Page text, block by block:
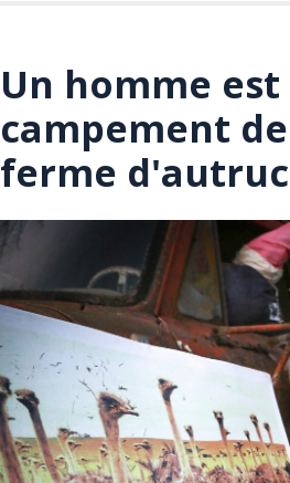
Un homme
campement
ferme